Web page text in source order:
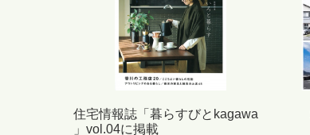
住宅情報誌「暮らすびとkagawa
」vol.04に掲載